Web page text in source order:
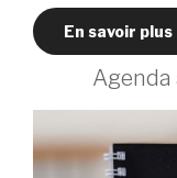
En savoir plus